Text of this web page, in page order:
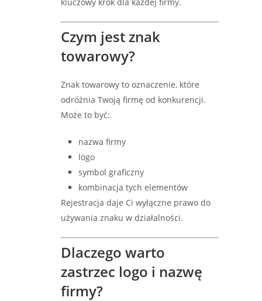
Czym jest znak
towarowy?
Znak towarowy to oznaczenie, które
odróżnia Twoją firmę od konkurencji.
Może to być:
nazwa firmy
logo
symbol graficzny
kombinacja tych elementów
Rejestracja daje Ci wyłączne prawo do
używania znaku w działalności.
Dlaczego warto
zastrzec logo i nazwę
firmy?